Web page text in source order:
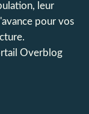
leur
pour vos
Overblog